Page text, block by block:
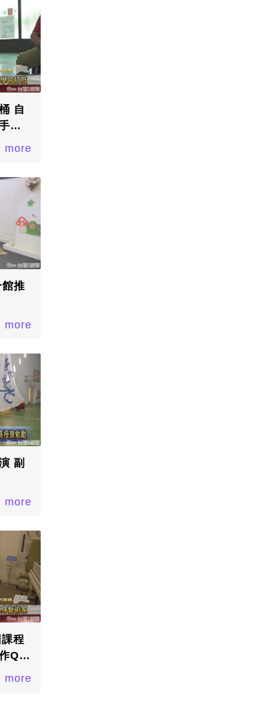
自
眼
more
館推
more
副
more
程
Q版
more